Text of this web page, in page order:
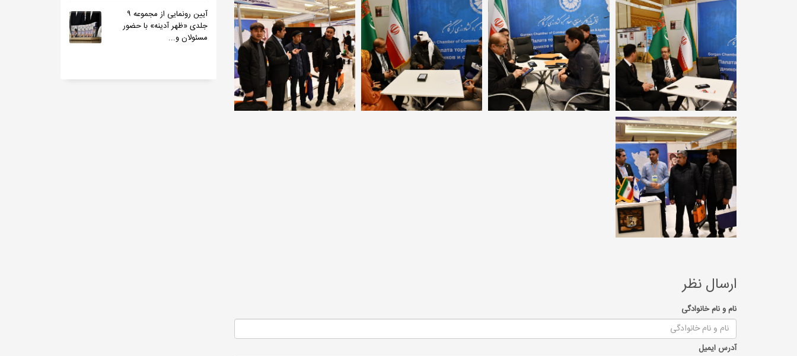
آیین رونمایی از مجموعه ۹
جلدی «ظهر آدینه» با حضور
مسئولان و...
ارسال نظر
نام و نام خانوادگی
آدرس ایمیل